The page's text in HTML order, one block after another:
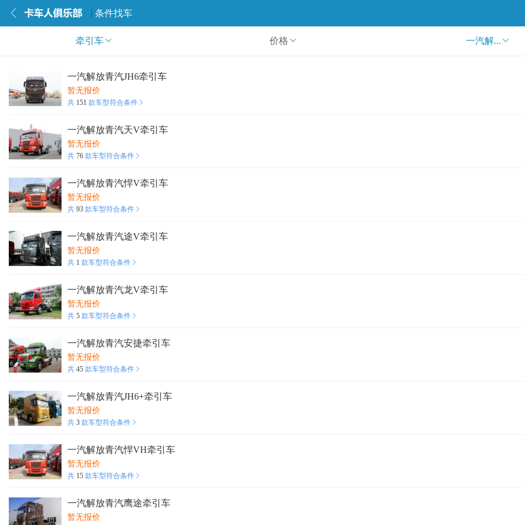
条件找车
牵引车 价格 一汽解...
一汽解放青汽JH6牵引车
暂无报价
共 151 款车型符合条件
一汽解放青汽天V牵引车
暂无报价
共 76 款车型符合条件
一汽解放青汽悍V牵引车
暂无报价
共 93 款车型符合条件
一汽解放青汽途V牵引车
暂无报价
共 1 款车型符合条件
一汽解放青汽龙V牵引车
暂无报价
共 5 款车型符合条件
一汽解放青汽安捷牵引车
暂无报价
共 45 款车型符合条件
一汽解放青汽JH6+牵引车
暂无报价
共 3 款车型符合条件
一汽解放青汽悍VH牵引车
暂无报价
共 15 款车型符合条件
一汽解放青汽鹰途牵引车
暂无报价